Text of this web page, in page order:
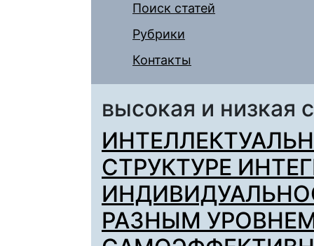
Поиск статей
Рубрики
Контакты
высокая и низкая
СТРУКТУРЕ
РАЗНЫМ